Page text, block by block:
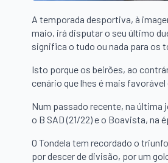
A temporada desportiva, à
maio, irá disputar o seu último
significa o tudo ou nada para os
Isto porque os beirões, ao
cenário que lhes é mais
Num passado recente, na última
o B SAD (21/22) e o Boavista, na
O Tondela tem recordado o
por descer de divisão, por um